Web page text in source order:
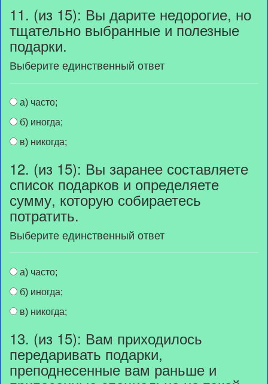
11. (из 15): Вы дарите недорогие, но
тщательно выбранные и полезные
подарки.
Выберите единственный ответ
а) часто;
б) иногда;
в) никогда;
12. (из 15): Вы заранее составляете
список подарков и определяете
сумму, которую собираетесь
потратить.
Выберите единственный ответ
а) часто;
б) иногда;
в) никогда;
13. (из 15): Вам приходилось
передаривать подарки,
преподнесенные вам раньше и